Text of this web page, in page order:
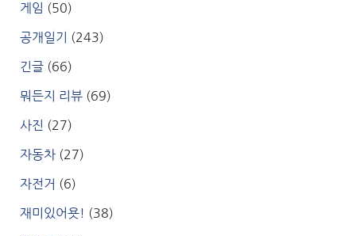
게임 (50)
공개일기 (243)
긴글 (66)
뭐든지 리뷰 (69)
사진 (27)
자동차 (27)
자전거 (6)
재미있어욧! (38)